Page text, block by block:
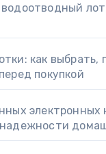
как выбрать,
покупкой
электронных